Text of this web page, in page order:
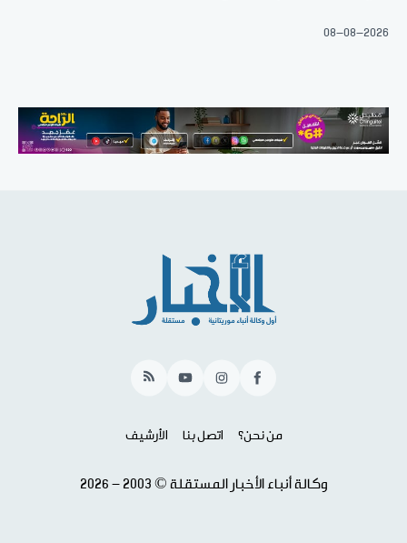
08-08-2026
Facebook
Instagram
YouTube
RSS
من نحن؟ اتصل بنا الأرشيف
وكالة أنباء الأخبار المستقلة © 2003 - 2026